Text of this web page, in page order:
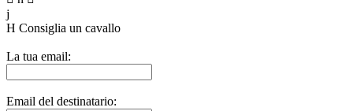
j
H Consiglia un cavallo
La tua email:
Email del destinatario: